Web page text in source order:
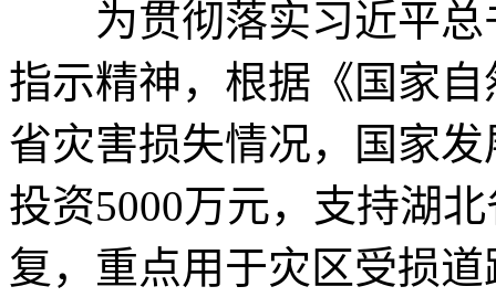
为贯彻落实习近平总
指示精神，根据《国家
省灾害损失情况，国家
投资5000万元，支持湖
复，重点用于灾区受损